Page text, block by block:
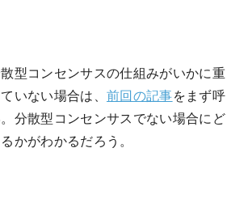
型コンセンサスの仕組みがいかに重
いない場合は、 前回の記事をまず呼
分散型コンセンサスでない場合にど
かがわかるだろう。